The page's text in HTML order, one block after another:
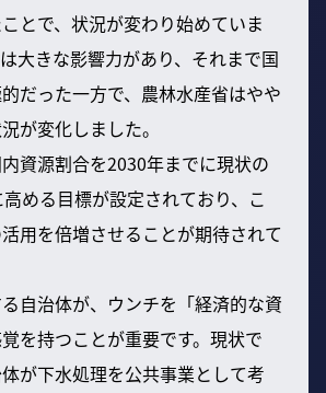
とで、状況が変わり始めていま
大きな影響力があり、それまで国
だった一方で、農林水産省はやや
が変化しました。
資源割合を2030年までに現状の
める目標が設定されており、こ
用を倍増させることが期待されて
自治体が、ウンチを「経済的な資
を持つことが重要です。現状で
が下水処理を公共事業として考